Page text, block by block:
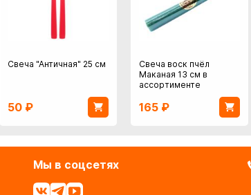
Свеча "Античная" 25 см
50 ₽
Свеча воск пчёл
Маканая 13 см в
ассортименте
165 ₽
Мы в соцсетях